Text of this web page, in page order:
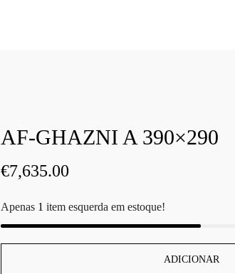
AF-GHAZNI A 390×290
€7,635.00
Apenas 1 item esquerda em estoque!
ADICIONAR